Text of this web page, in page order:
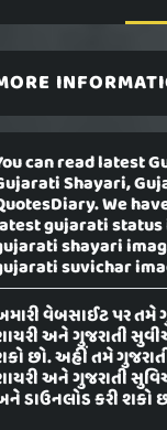
can read latest
Shayari,
We
gujarati
shayari
suvichar
વેબસાઈટ પર તમે
અને ગુજરાતી
છો. અહીં તમે
અને ગુજરાતી
ડાઉનલોડ કરી શકો